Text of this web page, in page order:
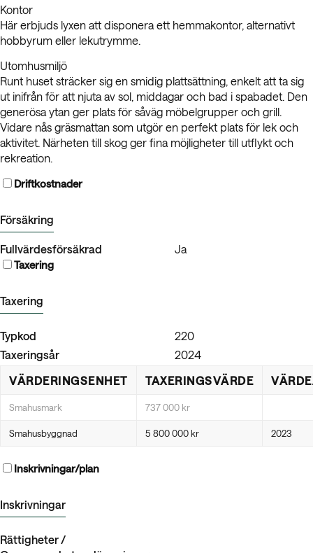
Kontor
Här erbjuds lyxen att disponera ett hemmakontor, alternativt
hobbyrum eller lekutrymme.
Utomhusmiljö
Runt huset sträcker sig en smidig plattsättning, enkelt att ta sig
ut inifrån för att njuta av sol, middagar och bad i spabadet. Den
generösa ytan ger plats för såväg möbelgrupper och grill.
Vidare nås gräsmattan som utgör en perfekt plats för lek och
aktivitet. Närheten till skog ger fina möjligheter till utflykt och
rekreation.
Driftkostnader
Försäkring
Fullvärdesförsäkrad Ja
Taxering
Taxering
Typkod
220
Taxeringsår
2024
VÄRDERINGSENHET
TAXERINGSVÄRDE
Smahusmark 737 000 kr
Smahusbyggnad 5 800 000 kr 2023
Inskrivningar/plan
Inskrivningar
Rättigheter /